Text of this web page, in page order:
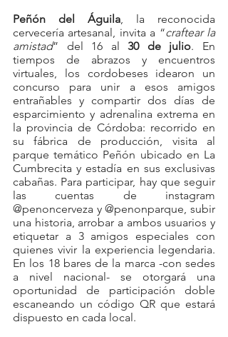
Peñón del Águila, la reconocida
cervecería artesanal, invita a “craftear la
amistad” del 16 al 30 de julio. En
tiempos de abrazos y encuentros
virtuales, los cordobeses idearon un
concurso para unir a esos amigos
entrañables y compartir dos días de
esparcimiento y adrenalina extrema en
la provincia de Córdoba: recorrido en
su fábrica de producción, visita al
parque temático Peñón ubicado en La
Cumbrecita y estadía en sus exclusivas
cabañas. Para participar, hay que seguir
las cuentas de instagram
@penoncerveza y @penonparque, subir
una historia, arrobar a ambos usuarios y
etiquetar a 3 amigos especiales con
quienes vivir la experiencia legendaria.
En los 18 bares de la marca -con sedes
a nivel nacional- se otorgará una
oportunidad de participación doble
escaneando un código QR que estará
dispuesto en cada local.